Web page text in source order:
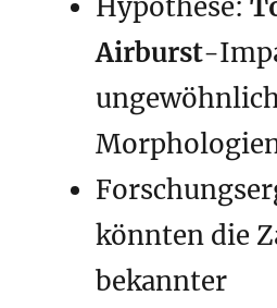
Hypothese:
Airburst-
könnten die
bekannter